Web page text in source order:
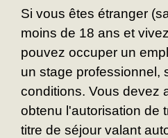
Si vous êtes étranger
moins de 18 ans et
pouvez occuper un
un stage professionnel,
conditions. Vous devez
obtenu l'autorisation de
titre de séjour valant